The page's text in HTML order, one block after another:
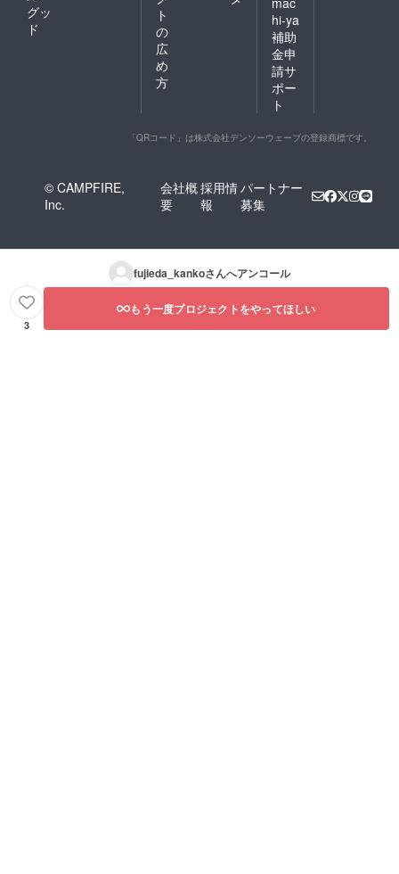
グッ
ド
ト
の
広
め
方
hi-ya
補助
金申
請サ
ポー
ト
「QRコード」は株式会社デンソーウェーブの登録商標です。
© CAMPFIRE,
Inc.
会社概
要
採用情
報
パートナー
募集
fujieda_kankoさんへアンコール
3
もう一度プロジェクトをやってほしい